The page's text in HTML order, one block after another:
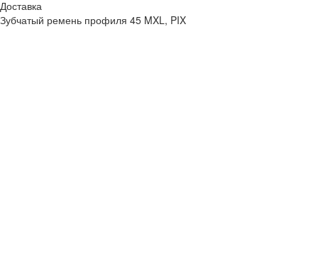
Доставка
Зубчатый ремень профиля 45 MXL, PIX